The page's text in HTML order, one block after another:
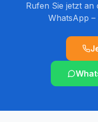
Rufen Sie jetzt
WhatsApp